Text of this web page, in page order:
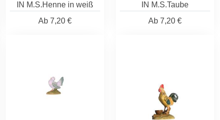
IN M.S.Henne in weiß
Ab 7,20 €
IN M.S.Taube
Ab 7,20 €